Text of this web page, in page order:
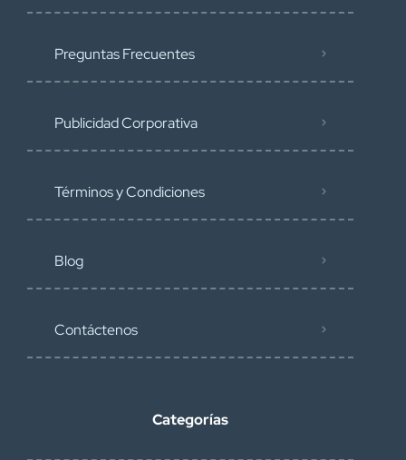
Preguntas Frecuentes
Publicidad Corporativa
Términos y Condiciones
Blog
Contáctenos
Categorías